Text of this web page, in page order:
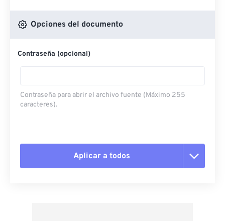
Desde OneDrive
Desde URL
Opciones del documento
Contraseña (opcional)
Contraseña para abrir el archivo fuente (Máximo 255
caracteres).
Aplicar a todos